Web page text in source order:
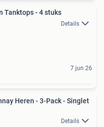
Tanktops - 4 stuks
Details
7 jun 26
Heren - 3-Pack - Singlet
Details